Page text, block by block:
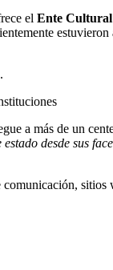
el Ente Cultural
a más de un
desde sus
comunicación,